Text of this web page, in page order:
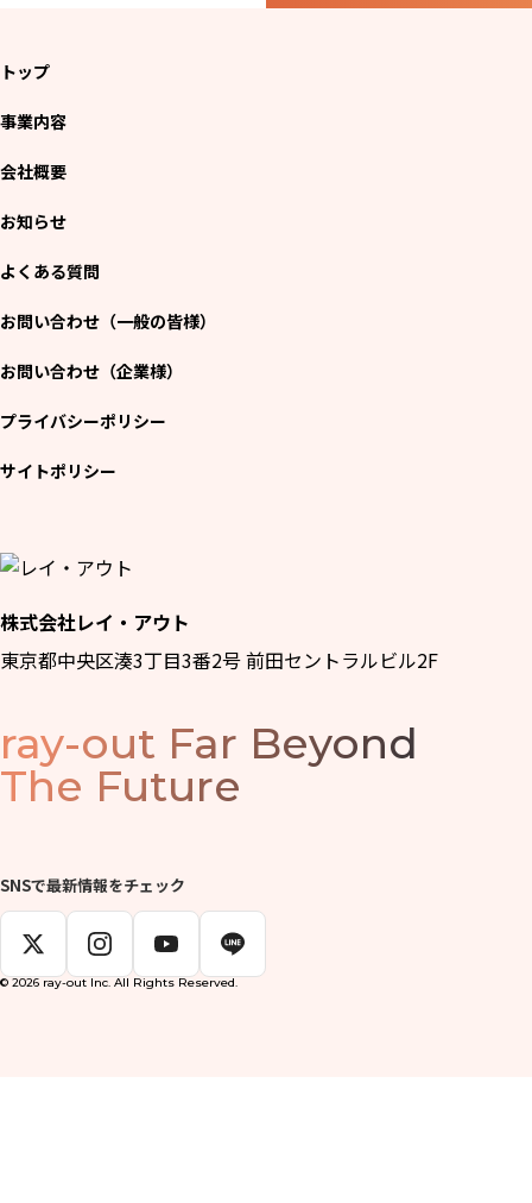
株式会社レイ・アウト
東京都中央区湊3丁目3番2号 前田セントラルビル2F
トップ
事業内容
会社概要
お知らせ
よくある質問
お問い合わせ（一般の皆様）
お問い合わせ（企業様）
プライバシーポリシー
サイトポリシー
ray-out Far Beyond
The Future
SNSで最新情報をチェック
© 2026 ray-out Inc. All Rights Reserved.